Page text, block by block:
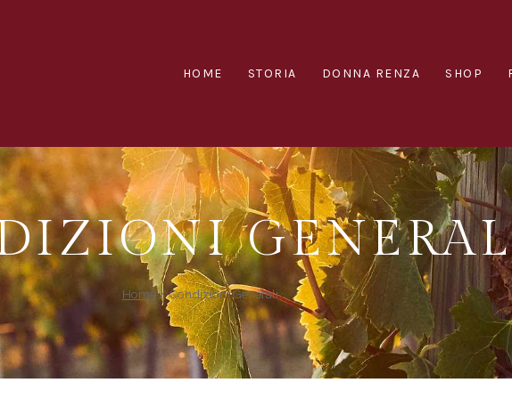
HOME STORIA DONNA RENZA SHOP
Home/Condizioni Generali